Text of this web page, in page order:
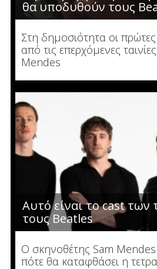
θα υποδυθούν τους
Στη δημοσιότητα οι
από τις επερχόμενες
Mendes
Αυτό είναι το cast των
τους Beatles
Ο σκηνοθέτης Sam
πότε θα καταφθάσει η